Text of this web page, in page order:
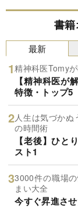
書
最新
精神科医Tomy
【精神科医が
特徴・トップ5
人生は気づか
の時間術
【老後】ひと
スト1
3000件の職場
まい大全
今すぐ昇進さ